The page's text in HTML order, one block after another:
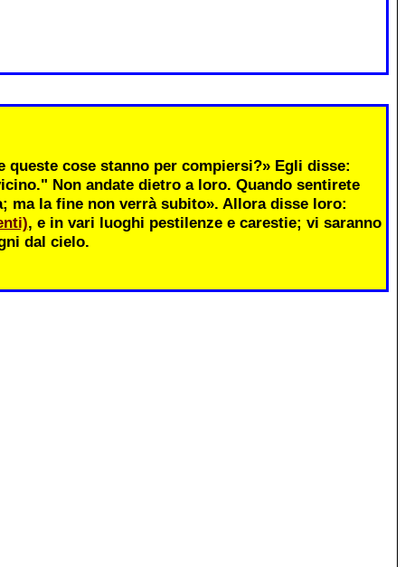
queste cose stanno per compiersi?» Egli disse:
Non andate dietro a loro. Quando sentirete
ma la fine non verrà subito». Allora disse loro:
, e in vari luoghi pestilenze e carestie; vi saranno
dal cielo.